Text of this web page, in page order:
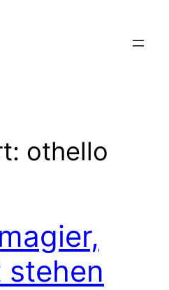
othello